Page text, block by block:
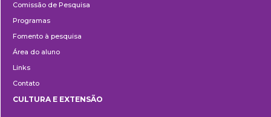
Comissão de Pesquisa
Programas
Fomento à pesquisa
Área do aluno
Links
Contato
CULTURA E EXTENSÃO